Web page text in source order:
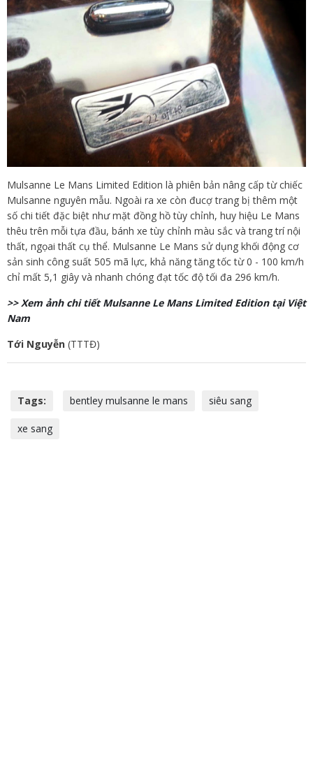
Mulsanne Le Mans Limited Edition là phiên bản nâng cấp từ chiếc
Mulsanne nguyên mẫu. Ngoài ra xe còn đucợ trang bị thêm một
số chi tiết đặc biệt như mặt đồng hồ tùy chỉnh, huy hiệu Le Mans
thêu trên mỗi tựa đầu, bánh xe tùy chỉnh màu sắc và trang trí nội
thất, ngọai thất cụ thể. Mulsanne Le Mans sử dụng khối động cơ
sản sinh công suất 505 mã lực, khả năng tăng tốc từ 0 - 100 km/h
chỉ mất 5,1 giây và nhanh chóng đạt tốc độ tối đa 296 km/h.
>> Xem ảnh chi tiết Mulsanne Le Mans Limited Edition tại Việt
Nam
Tới Nguyễn (TTTĐ)
Tags: bentley mulsanne le mans siêu sang
xe sang